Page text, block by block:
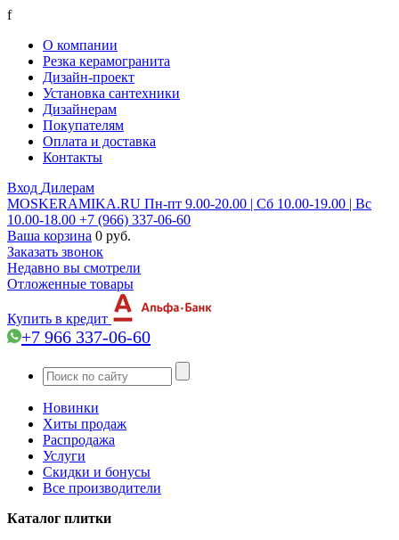
f
О компании
Резка керамогранита
Дизайн-проект
Установка сантехники
Дизайнерам
Покупателям
Оплата и доставка
Контакты
Вход Дилерам
MOSKERAMIKA.RU Пн-пт 9.00-20.00 | Сб 10.00-19.00 | Вс
10.00-18.00 +7 (966) 337-06-60
Ваша корзина 0 руб.
Заказать звонок
Недавно вы смотрели
Отложенные товары
Купить в кредит
+7 966 337-06-60
Новинки
Хиты продаж
Распродажа
Услуги
Скидки и бонусы
Все производители
Каталог плитки